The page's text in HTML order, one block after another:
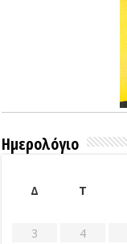
Ημερολόγιο
Δ
Τ
3
4